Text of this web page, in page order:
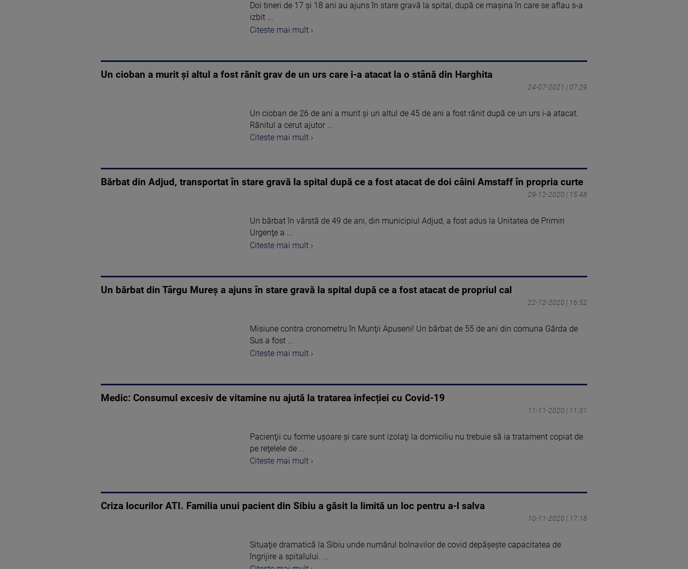
Doi tineri de 17 și 18 ani au ajuns în stare gravă la spital, după ce mașina în care se aflau s-a
izbit ...
Citeste mai mult ›
Un cioban a murit și altul a fost rănit grav de un urs care i-a atacat la o stână din Harghita
24-07-2021 | 07:29
Un cioban de 26 de ani a murit şi un altul de 45 de ani a fost rănit după ce un urs i-a atacat.
Rănitul a cerut ajutor ...
Citeste mai mult ›
Bărbat din Adjud, transportat în stare gravă la spital după ce a fost atacat de doi câini Amstaff în propria curte
29-12-2020 | 15:48
Un bărbat în vârstă de 49 de ani, din municipiul Adjud, a fost adus la Unitatea de Primiri
Urgenţe a ...
Citeste mai mult ›
Un bărbat din Târgu Mureş a ajuns în stare gravă la spital după ce a fost atacat de propriul cal
22-12-2020 | 16:52
Misiune contra cronometru în Munţii Apuseni! Un bărbat de 55 de ani din comuna Gârda de
Sus a fost ...
Citeste mai mult ›
Medic: Consumul excesiv de vitamine nu ajută la tratarea infecției cu Covid-19
11-11-2020 | 11:31
Pacienţii cu forme uşoare şi care sunt izolaţi la domiciliu nu trebuie să ia tratament copiat de
pe reţelele de ...
Citeste mai mult ›
Criza locurilor ATI. Familia unui pacient din Sibiu a găsit la limită un loc pentru a-l salva
10-11-2020 | 17:18
Situaţie dramatică la Sibiu unde numărul bolnavilor de covid depăşeşte capacitatea de
îngrijire a spitalului. ...